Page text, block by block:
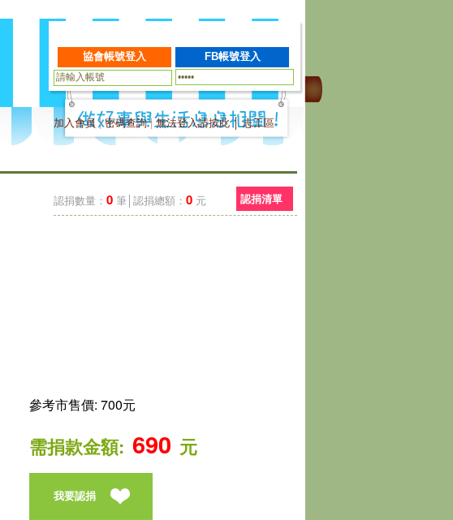
加入會員|密碼查詢|無法登入請按此│志工區
認捐數量： 0 筆│認捐總額： 0 元 認捐清單
參考市售價: 700元
需捐款金額: 690 元
我要認捐